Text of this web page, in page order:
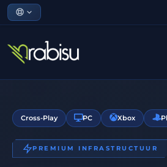
Cross-Play PC Xbox
PREMIUM INFRASTRUCTUUR